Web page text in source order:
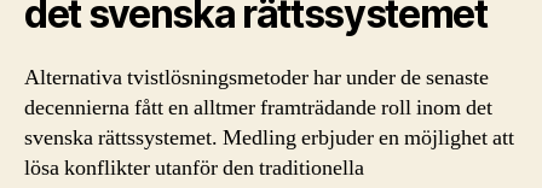
det svenska rättssystemet
Alternativa tvistlösningsmetoder har under de senaste
decennierna fått en alltmer framträdande roll inom det
svenska rättssystemet. Medling erbjuder en möjlighet att
lösa konflikter utanför den traditionella